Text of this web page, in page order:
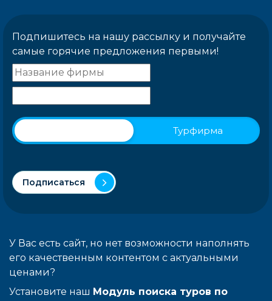
Подпишитесь на нашу рассылку и получайте
самые горячие предложения первыми!
Турфирма
Подписаться
У Вас есть сайт, но нет возможности наполнять
его качественным контентом с актуальными
ценами?
Установите наш Модуль поиска туров по